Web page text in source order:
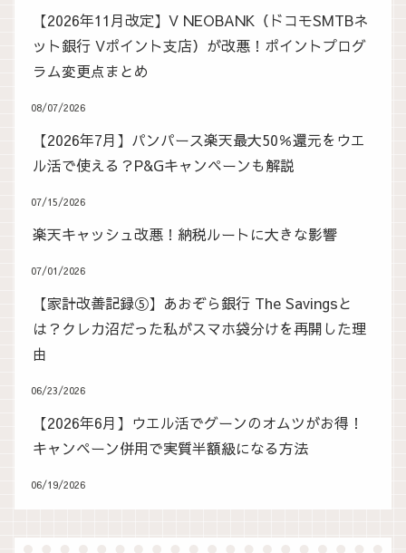
【2026年11月改定】V NEOBANK（ドコモSMTBネ
ット銀行 Vポイント支店）が改悪！ポイントプログ
ラム変更点まとめ
08/07/2026
【2026年7月】パンパース楽天最大50％還元をウエ
ル活で使える？P&Gキャンペーンも解説
07/15/2026
楽天キャッシュ改悪！納税ルートに大きな影響
07/01/2026
【家計改善記録⑤】あおぞら銀行 The Savingsと
は？クレカ沼だった私がスマホ袋分けを再開した理
由
06/23/2026
【2026年6月】ウエル活でグーンのオムツがお得！
キャンペーン併用で実質半額級になる方法
06/19/2026